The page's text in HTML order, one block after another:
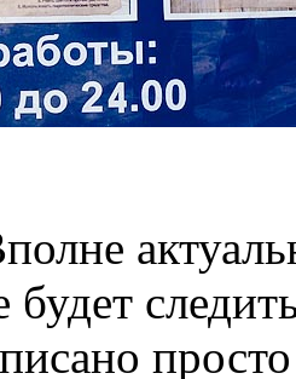
будет